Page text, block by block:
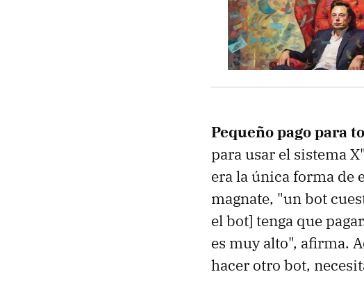
Pequeño pago para
para usar el sistema
era la única forma de
magnate, "un bot
el bot] tenga que
es muy alto", afirma.
hacer otro bot,